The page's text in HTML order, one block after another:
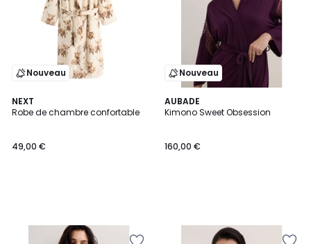
Nouveau
NEXT
Robe de chambre confortable
49,00 €
Nouveau
AUBADE
Kimono Sweet Obsession
160,00 €